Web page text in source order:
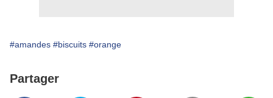
#amandes #biscuits #orange
Partager